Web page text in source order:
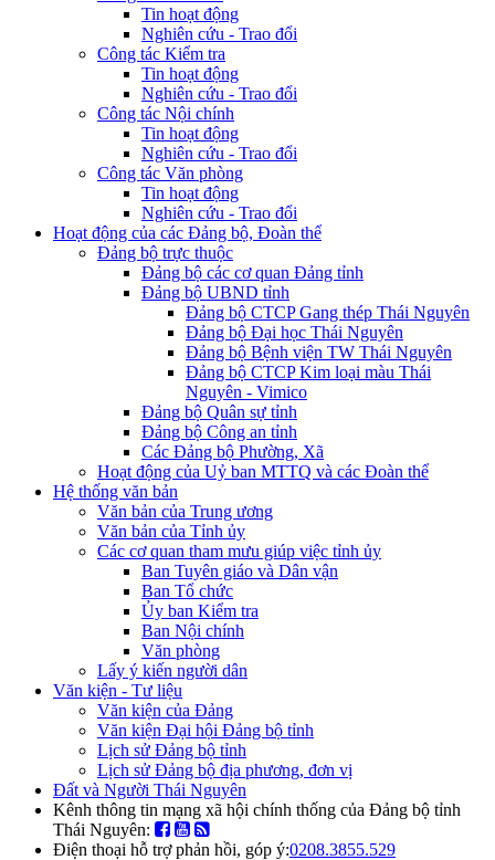
Tin hoạt động
Nghiên cứu - Trao đổi
Công tác Kiểm tra
Tin hoạt động
Nghiên cứu - Trao đổi
Công tác Nội chính
Tin hoạt động
Nghiên cứu - Trao đổi
Công tác Văn phòng
Tin hoạt động
Nghiên cứu - Trao đổi
Hoạt động của các Đảng bộ, Đoàn thể
Đảng bộ trực thuộc
Đảng bộ các cơ quan Đảng tỉnh
Đảng bộ UBND tỉnh
Đảng bộ CTCP Gang thép Thái Nguyên
Đảng bộ Đại học Thái Nguyên
Đảng bộ Bệnh viện TW Thái Nguyên
Đảng bộ CTCP Kim loại màu Thái
Nguyên - Vimico
Đảng bộ Quân sự tỉnh
Đảng bộ Công an tỉnh
Các Đảng bộ Phường, Xã
Hoạt động của Uỷ ban MTTQ và các Đoàn thể
Hệ thống văn bản
Văn bản của Trung ương
Văn bản của Tỉnh ủy
Các cơ quan tham mưu giúp việc tỉnh ủy
Ban Tuyên giáo và Dân vận
Ban Tổ chức
Ủy ban Kiểm tra
Ban Nội chính
Văn phòng
Lấy ý kiến người dân
Văn kiện - Tư liệu
Văn kiện của Đảng
Văn kiện Đại hội Đảng bộ tỉnh
Lịch sử Đảng bộ tỉnh
Lịch sử Đảng bộ địa phương, đơn vị
Đất và Người Thái Nguyên
Kênh thông tin mạng xã hội chính thống của Đảng bộ tỉnh
Thái Nguyên:
Điện thoại hỗ trợ phản hồi, góp ý:0208.3855.529